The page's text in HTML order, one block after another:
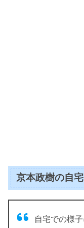
京本政樹の自
自宅での様